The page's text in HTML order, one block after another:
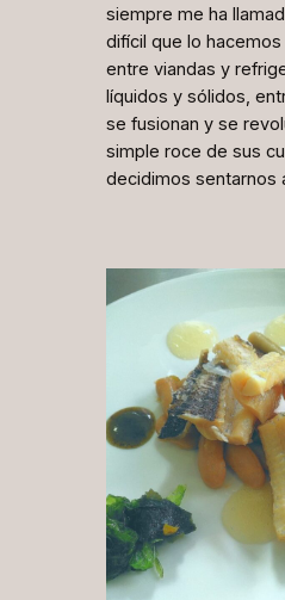
siempre me ha
difícil que lo
entre viandas y
líquidos y sólidos,
se fusionan y se
simple roce de sus
decidimos sentarnos